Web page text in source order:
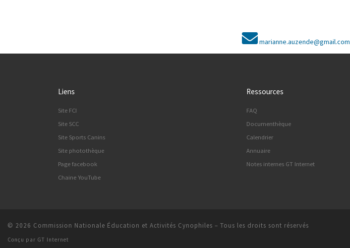
marianne.auzende@gmail.com
Liens
Site FCI
Site SCC
Site Sports Canins
Site photothèque
Page facebook
Chaine YouTube
Ressources
FAQ
Documenthèque
Calendrier
Annuaire
Notes internes GT Internet
© 2026 Commission Nationale Éducation et Activités Cynophiles – Tous les droits sont réservés
Conçu par GT Internet